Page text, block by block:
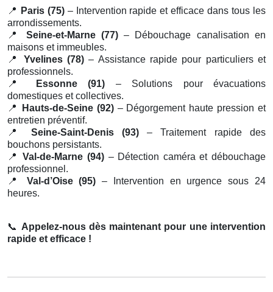
📍 Paris (75)– Intervention rapide et efficace dans tous les
arrondissements.
📍
Seine-et-Marne (77)– Débouchage canalisation en
maisons et immeubles.
📍
Yvelines (78) – Assistance rapide pour particuliers et
professionnels.
📍
Essonne (91) – Solutions pour évacuations
domestiques et collectives.
📍
Hauts-de-Seine (92)– Dégorgement haute pression et
entretien préventif.
📍
Seine-Saint-Denis (93)– Traitement rapide des
bouchons persistants.
📍
Val-de-Marne (94)– Détection caméra et débouchage
professionnel.
📍
Val-d’Oise (95) – Intervention en urgence sous 24
heures.
📞 Appelez-nous dès maintenant pour une intervention
rapide et efficace !